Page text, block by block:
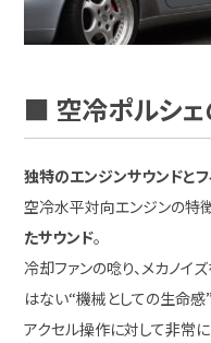
■ 空冷ポルシ
独特のエンジンサウンドと
空冷水平対向エンジンの特
たサウンド。
冷却ファンの唸り、メカノイ
はない“機械としての生命感
アクセル操作に対して非常